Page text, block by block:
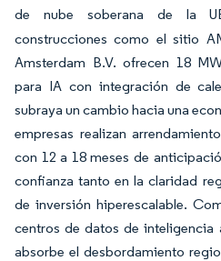
de nube soberana de la
construcciones como el sitio
Amsterdam B.V. ofrecen 18
para IA con integración de
subraya un cambio hacia una
empresas realizan
con 12 a 18 meses de
confianza tanto en la claridad
de inversión hiperescalable.
centros de datos de inteligencia
absorbe el desbordamiento